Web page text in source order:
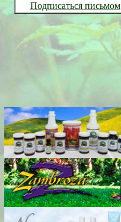
Подписаться письмом